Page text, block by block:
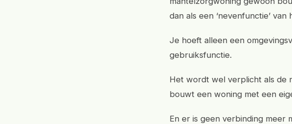
dan als een ‘nevenfunctie’
Je hoeft alleen een
gebruiksfunctie.
Het wordt wel verplicht als de
bouwt een woning met een
En er is geen verbinding meer